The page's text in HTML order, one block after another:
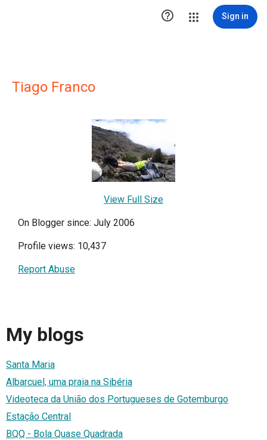
 Sign in
Tiago Franco
View Full Size
On Blogger since: July 2006
Profile views: 10,437
Report Abuse
My blogs
Santa Maria
Albarcuel, uma praia na Sibéria
Videoteca da União dos Portugueses de Gotemburgo
Estação Central
BQQ - Bola Quase Quadrada